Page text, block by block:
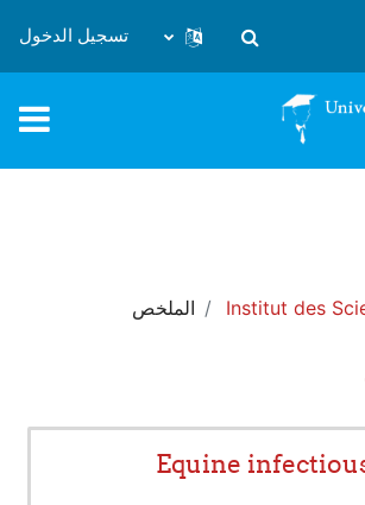
تبديل إدخال البحث
تسجيل الدخول
Institut des الملخص
Equine